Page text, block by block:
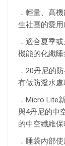
．輕量、高
生社團的愛用
．適合夏季
機能的化纖
．20丹尼的
有做防潑水處
．Micro Lite
與4丹尼的中
的中空纖維
．睡袋內部